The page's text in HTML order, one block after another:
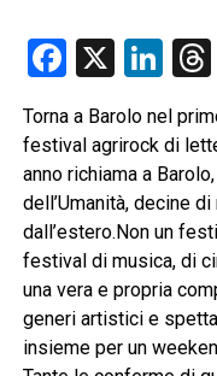
X
Torna a Barolo nel
festival agrirock di
anno richiama a
dell’Umanità, decine
dall’estero.Non un
festival di musica, di
una vera e propria
generi artistici e
insieme per un